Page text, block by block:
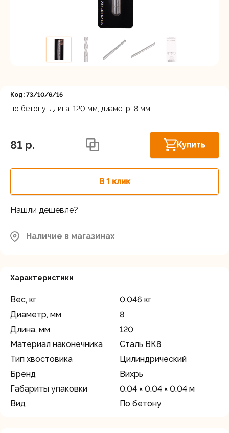
Код: 73/10/6/16
по бетону, длина: 120 мм, диаметр: 8 мм
81 p. Купить
В 1 клик
Нашли дешевле?
Наличие в магазинах
Характеристики
Вес, кг
0.046 кг
Диаметр, мм
8
Длина, мм
120
Материал наконечника
Сталь ВК8
Тип хвостовика
Цилиндрический
Бренд
Вихрь
Габариты упаковки
0.04 × 0.04 × 0.04 м
Вид
По бетону
Регистрация